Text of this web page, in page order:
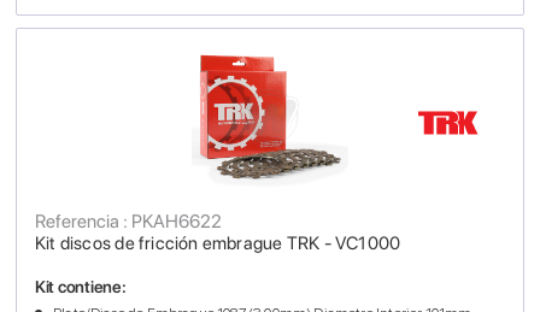
Kit discos de fricción embrague TRK - VC1000
Referencia : PKAH6622
Kit contiene: